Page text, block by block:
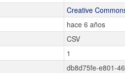
Creative
hace 6 años
CSV
1
db8d75fe-e801-